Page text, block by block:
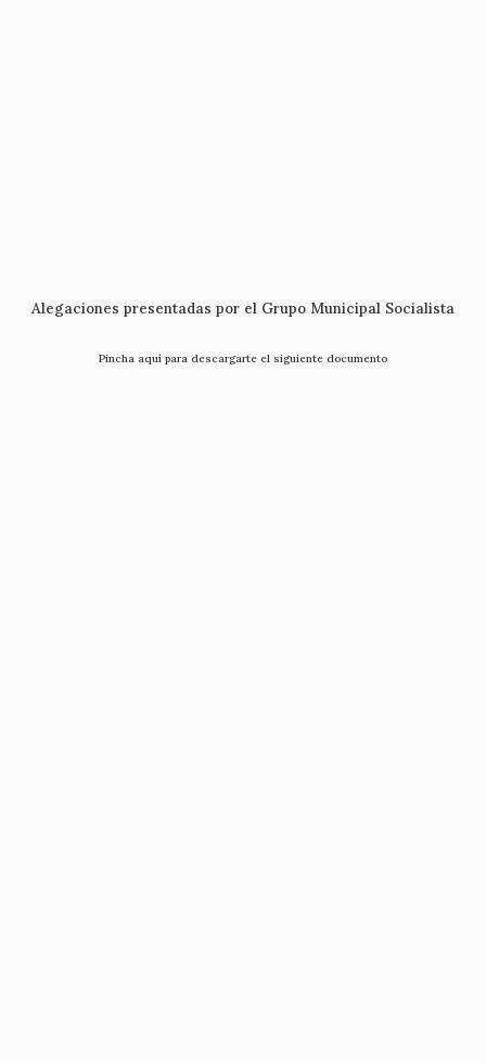
Alegaciones presentadas por el Grupo Municipal Socialista
Pincha aquí para descargarte el siguiente documento